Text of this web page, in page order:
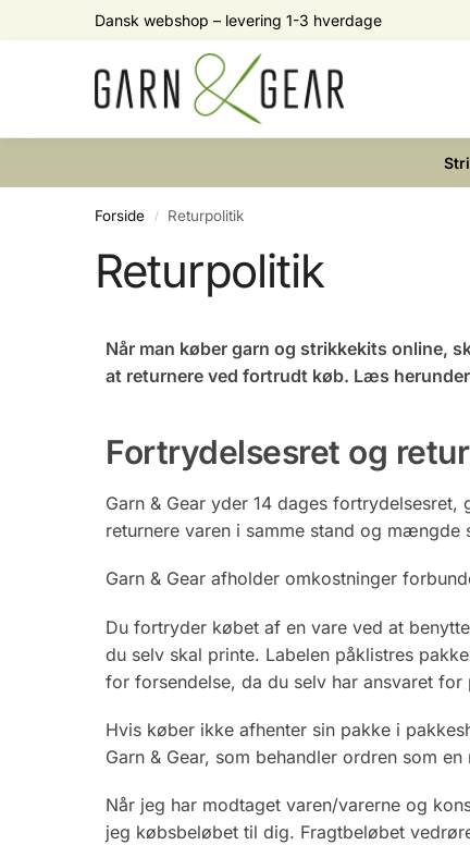
Dansk webshop – levering 1-3 hverdage
Search
Forside / Returpolitik
Returpolitik
Når man køber garn og strikkekits online,
at returnere ved fortrudt køb. Læs
Fortrydelsesret og
Garn & Gear yder 14 dages
returnere varen i samme stand og
Garn & Gear afholder omkostninger
Du fortryder købet af en vare ved at benytte
du selv skal printe. Labelen påklistres
for forsendelse, da du selv har ansvaret
Hvis køber ikke afhenter sin pakke i
Garn & Gear, som behandler ordren som
Når jeg har modtaget varen/varerne og
jeg købsbeløbet til dig. Fragtbeløbet